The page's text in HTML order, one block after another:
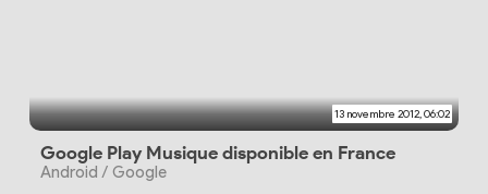
13 novembre 2012, 06:02
Google Play Musique disponible en France
Android / Google